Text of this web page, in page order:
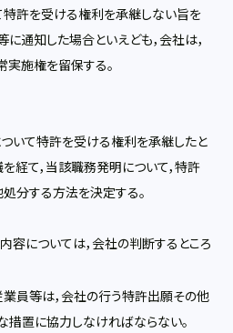
許を受ける権利を承継しない旨を
通知した場合といえども，会社は，
施権を留保する。
いて特許を受ける権利を承継したと
経て，当該職務発明について，特許
分する方法を決定する。
については，会社の判断するところ
員等は，会社の行う特許出願その他
置に協力しなければならない。